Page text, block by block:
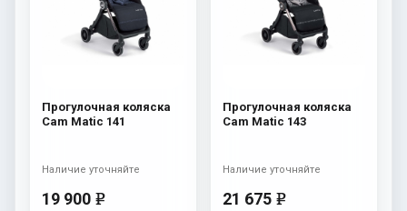
Прогулочная коляска
Cam Matic 141
19 900 e
Наличие уточняйте
Прогулочная коляска
Cam Matic 143
21 675 e
Наличие уточняйте